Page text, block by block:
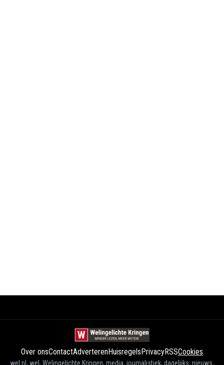
Over onsContactAdverterenHuisregelsPrivacyRSSCookies
wel.nl, wel, Welingelichte Kringen, media, journalistiek, dagelijks, nieuws,